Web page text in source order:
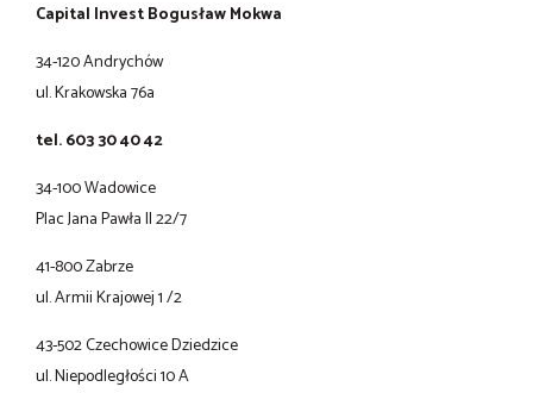
Capital Invest Bogusław Mokwa
34-120 Andrychów
ul. Krakowska 76a
tel. 603 30 40 42
34-100 Wadowice
Plac Jana Pawła II 22/7
41-800 Zabrze
ul. Armii Krajowej 1 /2
43-502 Czechowice Dziedzice
ul. Niepodległości 10 A